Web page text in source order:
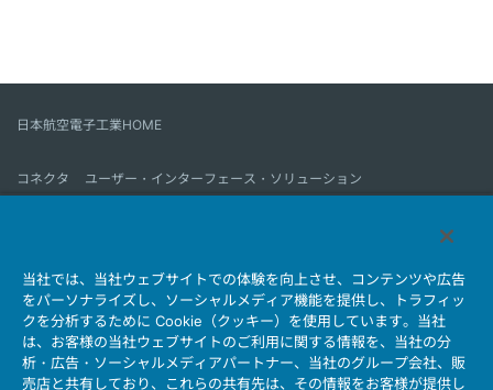
日本航空電子工業HOME
コネクタ
ユーザー・インターフェース・ソリューション
会社情報 サステナビリティ IR情報 採用情報
会社情報新着一覧
製品情報新着一覧
サイトマップ お問い合わせ
当社では、当社ウェブサイトでの体験を向上させ、コンテンツや広告
をパーソナライズし、ソーシャルメディア機能を提供し、トラフィッ
クを分析するために Cookie（クッキー）を使用しています。当社
は、お客様の当社ウェブサイトのご利用に関する情報を、当社の分
析・広告・ソーシャルメディアパートナー、当社のグループ会社、販
売店と共有しており、これらの共有先は、その情報をお客様が提供し